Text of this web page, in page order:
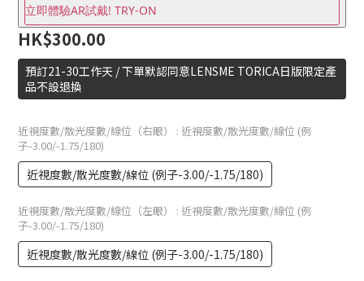
立即體驗AR試戴! TRY-ON
HK$300.00
預訂21-30工作天 / 下單默認同意LENSME TORICA日版限定產
品不設退換
近視度數/散光度數/線位（右眼） : 近視度數/散光度數/線位 (例
子-3.00/-1.75/180)
近視度數/散光度數/線位 (例子-3.00/-1.75/180)
近視度數/散光度數/線位（左眼） : 近視度數/散光度數/線位 (例
子-3.00/-1.75/180)
近視度數/散光度數/線位 (例子-3.00/-1.75/180)